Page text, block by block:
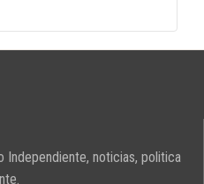
noticias, politica